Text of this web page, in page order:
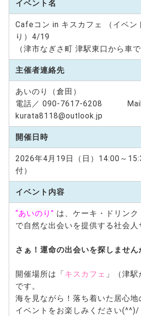
イベント名
Cafeコン in キスカフェ （イベン
り）4/19
（津市なぎさ町 津駅東口から車で
主催者連絡先
あいのり（倉田）
電話／ 090-7617-6208 Mail
kurata8118@outlook.jp
開催日時
2026年4月19日（日）14:00～
付）
イベント内容
“あいのり” は、ケーキ・ドリンク
で自然な出会いを提供する社会人
さぁ！運命の出会いを探しません
開催場所は「 キスカフェ 」（津
です。
海を見ながら！落ち着いた居心
イベントをお楽しみください(^^)/